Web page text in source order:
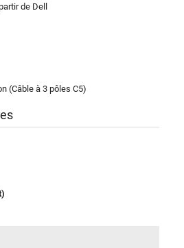
de Dell
(Câble à 3 pôles C5)